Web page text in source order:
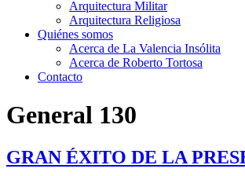
Arquitectura Militar
Arquitectura Religiosa
Quiénes somos
Acerca de La Valencia Insólita
Acerca de Roberto Tortosa
Contacto
General 130
GRAN ÉXITO DE LA